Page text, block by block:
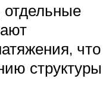
отдельные
что
структуры